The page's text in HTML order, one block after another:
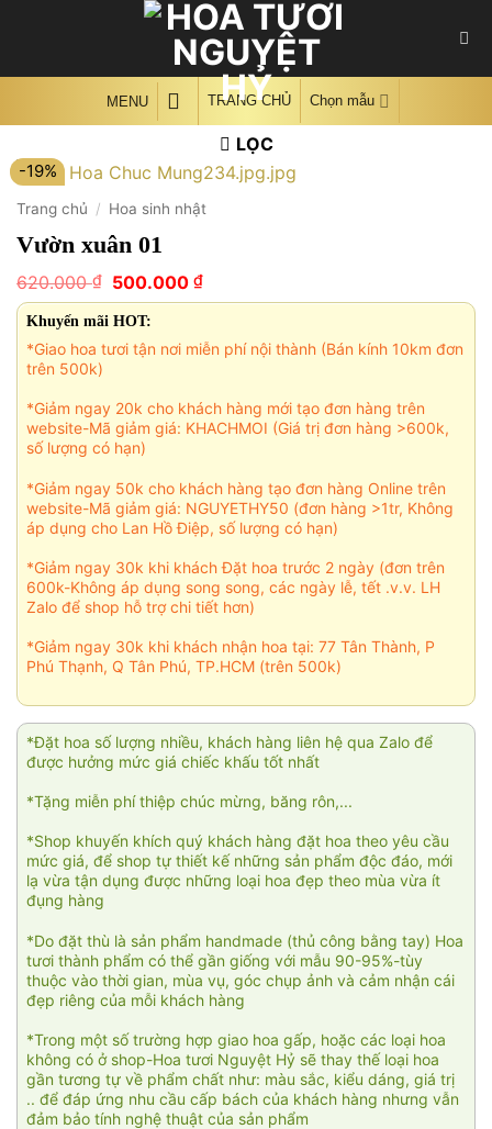
MENU TRANG CHỦ Chọn mẫu
LỌC
-19%
Trang chủ / Hoa sinh nhật
Vườn xuân 01
620.000₫ Giá
gốc
là:
620.000 ₫.
500.000 ₫Giá
hiện
500.000 ₫.
Khuyến mãi HOT:
*Giao hoa tươi tận nơi miễn phí nội thành (Bán kính 10km đơn
trên 500k)
*Giảm ngay 20k cho khách hàng mới tạo đơn hàng trên
website-Mã giảm giá: KHACHMOI (Giá trị đơn hàng >600k,
số lượng có hạn)
*Giảm ngay 50k cho khách hàng tạo đơn hàng Online trên
website-Mã giảm giá: NGUYETHY50 (đơn hàng >1tr, Không
áp dụng cho Lan Hồ Điệp, số lượng có hạn)
*Giảm ngay 30k khi khách Đặt hoa trước 2 ngày (đơn trên
600k-Không áp dụng song song, các ngày lễ, tết .v.v. LH
Zalo để shop hỗ trợ chi tiết hơn)
*Giảm ngay 30k khi khách nhận hoa tại: 77 Tân Thành, P
Phú Thạnh, Q Tân Phú, TP.HCM (trên 500k)
*Đặt hoa số lượng nhiều, khách hàng liên hệ qua Zalo để
được hưởng mức giá chiếc khấu tốt nhất
*Tặng miễn phí thiệp chúc mừng, băng rôn,...
*Shop khuyến khích quý khách hàng đặt hoa theo yêu cầu
mức giá, để shop tự thiết kế những sản phẩm độc đáo, mới
lạ vừa tận dụng được những loại hoa đẹp theo mùa vừa ít
đụng hàng
*Do đặt thù là sản phẩm handmade (thủ công bằng tay) Hoa
tươi thành phẩm có thể gần giống với mẫu 90-95%-tùy
thuộc vào thời gian, mùa vụ, góc chụp ảnh và cảm nhận cái
đẹp riêng của mỗi khách hàng
*Trong một số trường hợp giao hoa gấp, hoặc các loại hoa
không có ở shop-Hoa tươi Nguyệt Hỷ sẽ thay thế loại hoa
gần tương tự về phẩm chất như: màu sắc, kiểu dáng, giá trị
.. để đáp ứng nhu cầu cấp bách của khách hàng nhưng vẫn
đảm bảo tính nghệ thuật của sản phẩm